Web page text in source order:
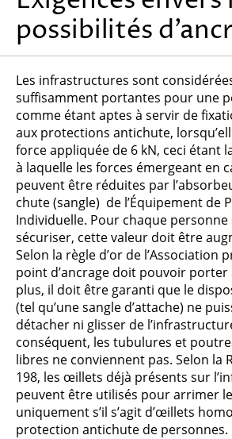
Veuillez
laisser
champ
vide.
possibilités
Les infrastructures sont
suffisamment portantes pour une
comme étant aptes à servir de
aux protections antichute,
force appliquée de 6 kN, ceci étant
à laquelle les forces émergeant en
peuvent être réduites par
chute (sangle) de l’Équipement de
Individuelle. Pour chaque
sécuriser, cette valeur doit être
Selon la règle d’or de l’Association
point d’ancrage doit pouvoir porter
plus, il doit être garanti que le
(tel qu’une sangle d’attache) ne
détacher ni glisser de
conséquent, les tubulures et
libres ne conviennent pas. Selon la
198, les œillets déjà présents sur
peuvent être utilisés pour arrimer
uniquement s’il s’agit d’œillets
protection antichute de personnes.